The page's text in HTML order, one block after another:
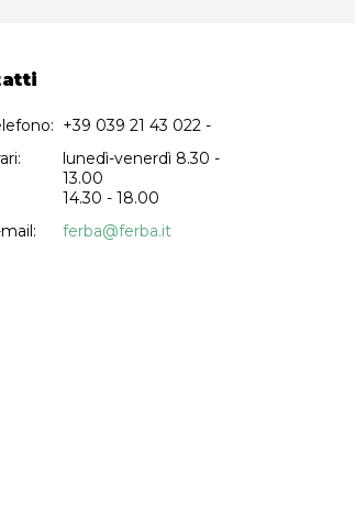
+39 039 21 43 022 -
lunedì-venerdì 8.30 -
13.00
14.30 - 18.00
ferba@ferba.it